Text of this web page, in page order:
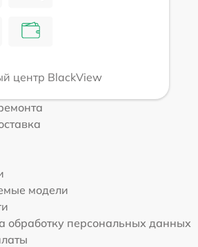
центр BlackView
модели
обработку персональных данных